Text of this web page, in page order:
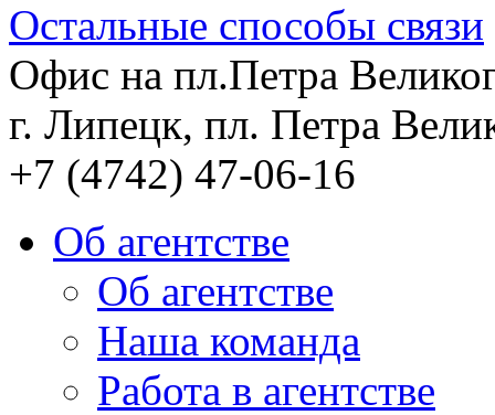
Остальные способы связи
Офис на пл.Петра
г. Липецк, пл. Петра
+7 (4742) 47-06-16
Об агентстве
Об агентстве
Наша команда
Работа в агентстве